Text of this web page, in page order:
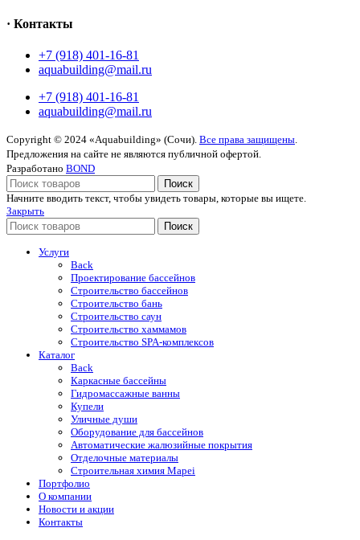
· Контакты
+7 (918) 401-16-81
aquabuilding@mail.ru
+7 (918) 401-16-81
aquabuilding@mail.ru
Copyright © 2024 «Aquabuilding» (Сочи). Все права защищены.
Предложения на сайте не являются публичной офертой.
Разработано BOND
Поиск
Начните вводить текст, чтобы увидеть товары, которые вы ищете.
Закрыть
Поиск
Услуги
Back
Проектирование бассейнов
Строительство бассейнов
Строительство бань
Строительство саун
Строительство хаммамов
Строительство SPA-комплексов
Каталог
Back
Каркасные бассейны
Гидромассажные ванны
Купели
Уличные души
Оборудование для бассейнов
Автоматические жалюзийные покрытия
Отделочные материалы
Строительная химия Mapei
Портфолио
O компании
Новости и акции
Контакты